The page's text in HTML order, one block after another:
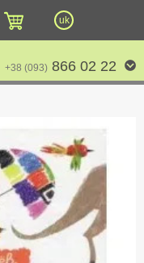
uk
+38 (093) 866 02 22